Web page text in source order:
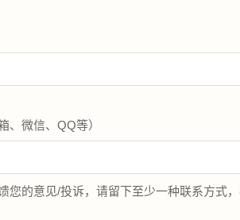
、微信、QQ等）
您的意见/投诉，请留下至少一种联系方式